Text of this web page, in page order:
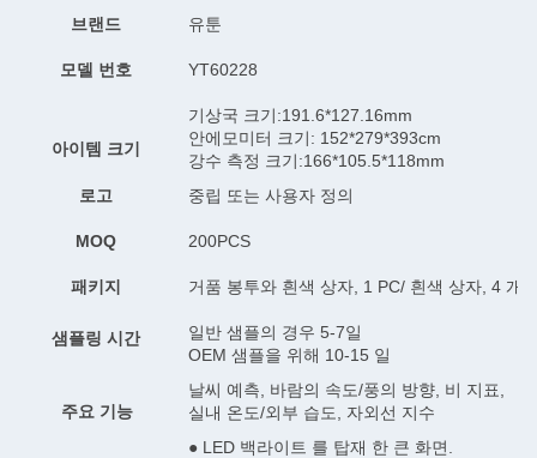
브랜드 유툰
모델 번호 YT60228
아이템 크기
기상국 크기:191.6*127.16mm
안에모미터 크기: 152*279*393cm
강수 측정 크기:166*105.5*118mm
로고
중립 또는 사용자 정의
MOQ 200PCS
패키지 거품 봉투와 흰색 상자, 1 PC/ 흰색 상자, 4 개
샘플링 시간
일반 샘플의 경우 5-7일
OEM 샘플을 위해 10-15 일
주요 기능
날씨 예측, 바람의 속도/풍의 방향, 비 지표,
실내 온도/외부 습도, 자외선 지수
● LED 백라이트 를 탑재 한 큰 화면.